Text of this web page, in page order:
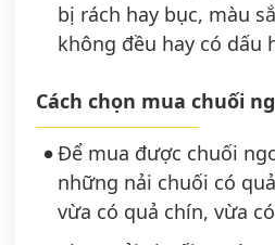
bị rách hay bục, màu
không đều hay có dấu
Cách chọn mua chuối
Để mua được chuối
những nải chuối có
vừa có quả chín, vừa